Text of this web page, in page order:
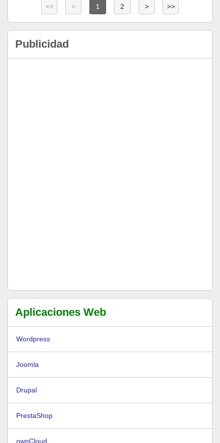
<< < 1 2 > >>
Publicidad
Aplicaciones Web
Wordpress
Joomla
Drupal
PrestaShop
ownCloud